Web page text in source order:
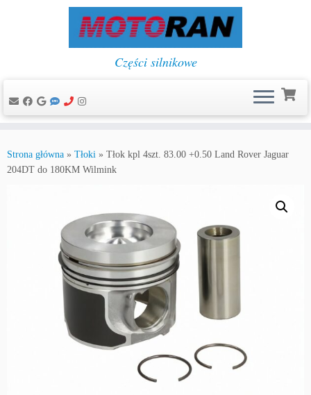
do
treści
Części silnikowe
Strona główna » Tłoki » Tłok kpl 4szt. 83.00 +0.50 Land Rover Jaguar
204DT do 180KM Wilmink